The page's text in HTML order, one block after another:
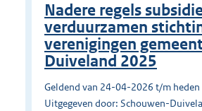
Nadere regels
verduurzamen
verenigingen
Duiveland 2025
Geldend van 24-04-2026 t/m heden
Uitgegeven door: Schouwen-